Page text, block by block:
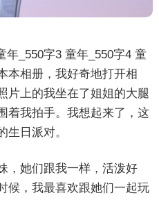
本相册，我好奇地打开相
片上的我坐在了姐姐的大腿
着我拍手。我想起来了，这
生日派对。
，她们跟我一样，活泼好
候，我最喜欢跟她们一起玩
年_550字3 童年_550字4 童